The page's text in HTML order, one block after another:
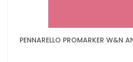
PENNARELLO PROMARKER W&N